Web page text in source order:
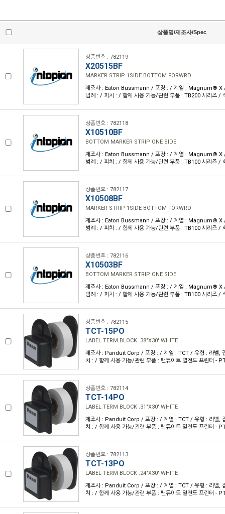
상품명/제조사/Spec
상품번호 : 782119
X20515BF
MARKER STRIP 1SIDE BOTTOM FORWRD
제조사 : Eaton Bussmann / 포장 : / 계열 : Magnum® X /
범례 : / 피치 : / 함께 사용 가능/관련 부품 : TB200 시리즈 /
상품번호 : 782118
X10510BF
BOTTOM MARKER STRIP ONE SIDE
제조사 : Eaton Bussmann / 포장 : / 계열 : Magnum® X /
범례 : / 피치 : / 함께 사용 가능/관련 부품 : TB100 시리즈 /
상품번호 : 782117
X10508BF
MARKER STRIP 1SIDE BOTTOM FORWRD
제조사 : Eaton Bussmann / 포장 : / 계열 : Magnum® X /
범례 : / 피치 : / 함께 사용 가능/관련 부품 : TB100 시리즈 /
상품번호 : 782116
X10503BF
BOTTOM MARKER STRIP ONE SIDE
제조사 : Eaton Bussmann / 포장 : / 계열 : Magnum® X /
범례 : / 피치 : / 함께 사용 가능/관련 부품 : TB100 시리즈 /
상품번호 : 782115
TCT-15PO
LABEL TERM BLOCK .38"X30' WHITE
제조사 : Panduit Corp / 포장 : / 계열 : TCT / 유형 : 라벨,
치 : / 함께 사용 가능/관련 부품 : 팬듀이트 열전도 프린터 -
상품번호 : 782114
TCT-14PO
LABEL TERM BLOCK .31"X30' WHITE
제조사 : Panduit Corp / 포장 : / 계열 : TCT / 유형 : 라벨,
치 : / 함께 사용 가능/관련 부품 : 팬듀이트 열전도 프린터 -
상품번호 : 782113
TCT-13PO
LABEL TERM BLOCK .24"X30' WHITE
제조사 : Panduit Corp / 포장 : / 계열 : TCT / 유형 : 라벨,
치 : / 함께 사용 가능/관련 부품 : 팬듀이트 열전도 프린터 -